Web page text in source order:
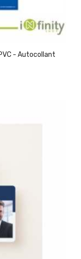
- Autocollant